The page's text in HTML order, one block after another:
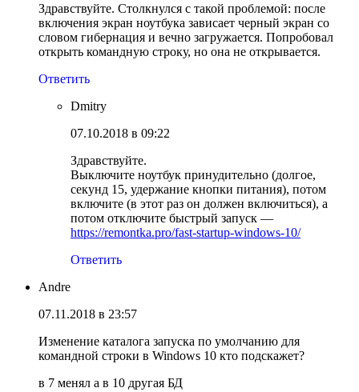
Здравствуйте. Столкнулся с такой проблемой: после
включения экран ноутбука зависает черный экран со
словом гибернация и вечно загружается. Попробовал
открыть командную строку, но она не открывается.
Ответить
Dmitry
07.10.2018 в 09:22
Здравствуйте.
Выключите ноутбук принудительно (долгое,
секунд 15, удержание кнопки питания), потом
включите (в этот раз он должен включиться), а
потом отключите быстрый запуск —
https://remontka.pro/fast-startup-windows-10/
Ответить
Andre
07.11.2018 в 23:57
Изменение каталога запуска по умолчанию для
командной строки в Windows 10 кто подскажет?
в 7 менял а в 10 другая БД